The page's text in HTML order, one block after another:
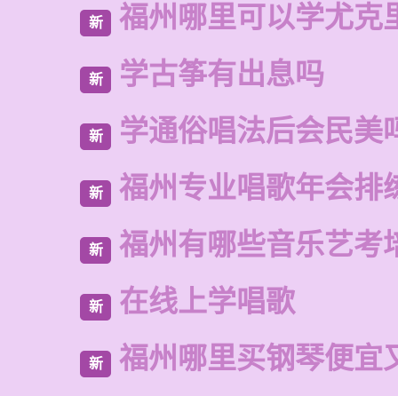
新 福州哪里可以学尤克
新 学古筝有出息吗
新 学通俗唱法后会民美
新 福州专业唱歌年会排
新 福州有哪些音乐艺考
新 在线上学唱歌
新 福州哪里买钢琴便宜